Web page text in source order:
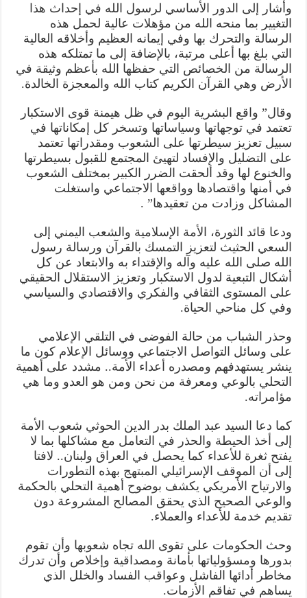
وأشار إلى الدور الأساسي لرسول الله في إحداث هذا
التغيير بما منحه الله من مؤهلات عالية لحمل هذه
الرسالة والتحرك بها وفي إيمانه العظيم وأخلاقه العالية
التي بلغ بها أعلى مرتبة، بالإضافة إلى ما تمتلكه هذه
الرسالة من الخصائص التي حفظها الله بأعظم وثيقة في
الأرض وهي القرآن الكريم كتاب الله والمعجزة الخالدة.
وقال” واقع البشرية اليوم في ظل هيمنة قوى الاستكبار
تعتمد في توجهاتها وسياساتها وتسخر كل إمكاناتها في
سبيل تعزيز سيطرتها على الشعوب ومقدراتها تعتمد
على التضليل والإفساد لتهيئ المجتمع للقبول بسيطرتها
والخنوع لها وقد ألحقت الضرر الكبير بمختلف الشعوب
في أمنها واقتصادها وواقعها الاجتماعي واستغلت
المشاكل وزادت من تعقيدها” .
ودعا قائد الثورة، الأمة الإسلامية والشعب اليمني إلى
السعي الحثيث لتعزيز التمسك بالقرآن ورسالة رسول
الله صلى الله عليه وآله والإقتداء به والابتعاد عن كل
أشكال التبعية لدول الاستكبار وتعزيز الاستقلال الحقيقي
على المستوى الثقافي والفكري والاقتصادي والسياسي
وفي كل مناحي الحياة.
وحذر الشباب من حالة الفوضى في التلقي الإعلامي
على وسائل التواصل الاجتماعي ووسائل الإعلام كون ما
ينشر يستهدفهم ومصدره أعداء الأمة.. مشدد على أهمية
التحلي بالوعي ومعرفة من نحن ومن هو العدو وما هي
مؤامراته.
كما دعا السيد عبد الملك بدر الدين الحوثي شعوب الأمة
إلى أخذ الحيطة والحذر في التعامل مع مشاكلها بما لا
يفتح ثغرة للأعداء كما يحصل في العراق ولبنان.. لافتا
إلى أن الموقف الإسرائيلي المبتهج بهذه التطورات
والارتياح الأمريكي يكشف بوضوح أهمية التحلي بالحكمة
والوعي الصحيح الذي يحقق المصالح المشروعة دون
تقديم خدمة للأعداء والعملاء.
وحث الحكومات على تقوى الله تجاه شعوبها وأن تقوم
بدورها ومسؤولياتها بأمانة ومصداقية وإخلاص وأن تدرك
مخاطر أدائها الفاشل وعواقب الفساد والخلل الذي
يساهم في تفاقم الأزمات.